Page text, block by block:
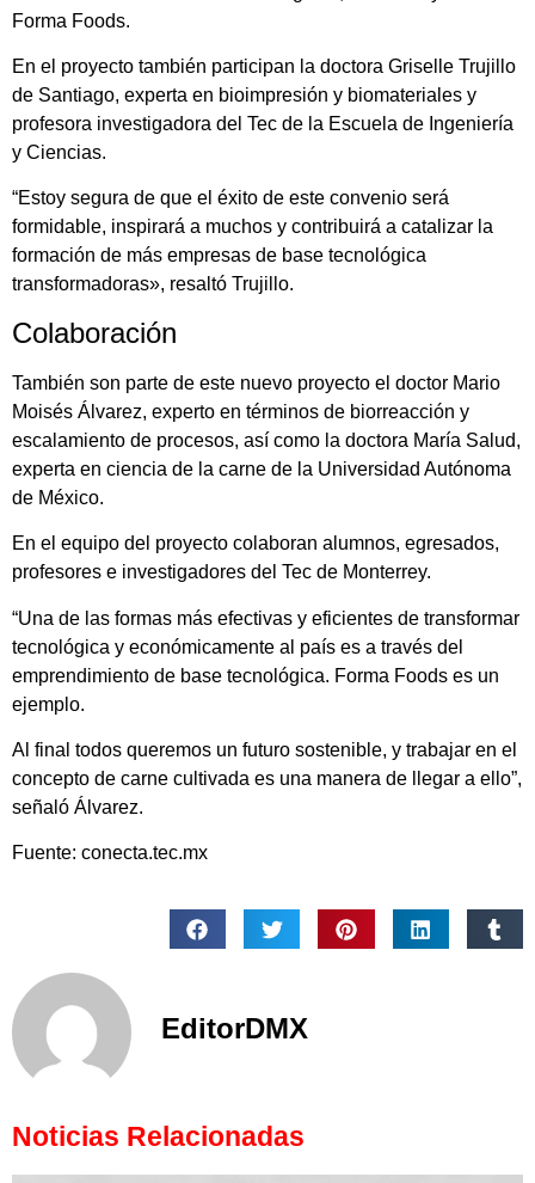
Forma Foods.
En el proyecto también participan la doctora Griselle Trujillo
de Santiago, experta en bioimpresión y biomateriales y
profesora investigadora del Tec de la Escuela de Ingeniería
y Ciencias.
“Estoy segura de que el éxito de este convenio será
formidable, inspirará a muchos y contribuirá a catalizar la
formación de más empresas de base tecnológica
transformadoras», resaltó Trujillo.
Colaboración
También son parte de este nuevo proyecto el doctor Mario
Moisés Álvarez, experto en términos de biorreacción y
escalamiento de procesos, así como la doctora María Salud,
experta en ciencia de la carne de la Universidad Autónoma
de México.
En el equipo del proyecto colaboran alumnos, egresados,
profesores e investigadores del Tec de Monterrey.
“Una de las formas más efectivas y eficientes de transformar
tecnológica y económicamente al país es a través del
emprendimiento de base tecnológica. Forma Foods es un
ejemplo.
Al final todos queremos un futuro sostenible, y trabajar en el
concepto de carne cultivada es una manera de llegar a ello”,
señaló Álvarez.
Fuente: conecta.tec.mx
EditorDMX
Noticias Relacionadas